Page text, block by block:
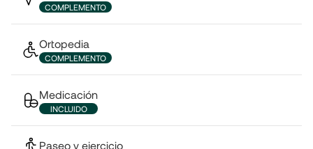
COMPLEMENTO
Ortopedia
COMPLEMENTO
Medicación
INCLUIDO
Paseo y ejercicio